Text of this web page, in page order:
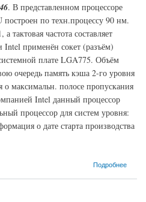
. В представленном процессоре
построен по техн.процессу 90 нм.
тактовая частота составляет
применён сокет (разъём)
плате LGA775. Объём
очередь память кэша 2-го уровня
максимальн. полосе пропускания
Intel данный процессор
процессор для систем уровня:
о дате старта производства
Подробнее
(3067MHz, LGA775, L3 -, L2 256 Кб)